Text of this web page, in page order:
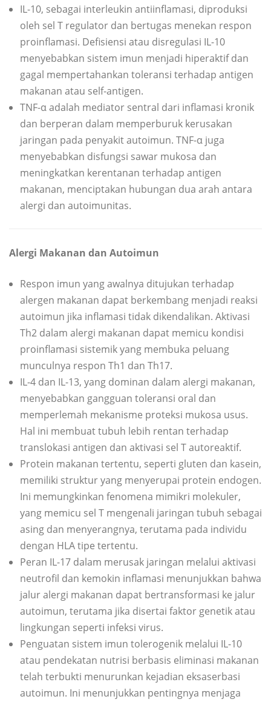
IL-10, sebagai interleukin antiinflamasi, diproduksi
oleh sel T regulator dan bertugas menekan respon
proinflamasi. Defisiensi atau disregulasi IL-10
menyebabkan sistem imun menjadi hiperaktif dan
gagal mempertahankan toleransi terhadap antigen
makanan atau self-antigen.
TNF-α adalah mediator sentral dari inflamasi kronik
dan berperan dalam memperburuk kerusakan
jaringan pada penyakit autoimun. TNF-α juga
menyebabkan disfungsi sawar mukosa dan
meningkatkan kerentanan terhadap antigen
makanan, menciptakan hubungan dua arah antara
alergi dan autoimunitas.
Alergi Makanan dan Autoimun
Respon imun yang awalnya ditujukan terhadap
alergen makanan dapat berkembang menjadi reaksi
autoimun jika inflamasi tidak dikendalikan. Aktivasi
Th2 dalam alergi makanan dapat memicu kondisi
proinflamasi sistemik yang membuka peluang
munculnya respon Th1 dan Th17.
IL-4 dan IL-13, yang dominan dalam alergi makanan,
menyebabkan gangguan toleransi oral dan
memperlemah mekanisme proteksi mukosa usus.
Hal ini membuat tubuh lebih rentan terhadap
translokasi antigen dan aktivasi sel T autoreaktif.
Protein makanan tertentu, seperti gluten dan kasein,
memiliki struktur yang menyerupai protein endogen.
Ini memungkinkan fenomena mimikri molekuler,
yang memicu sel T mengenali jaringan tubuh sebagai
asing dan menyerangnya, terutama pada individu
dengan HLA tipe tertentu.
Peran IL-17 dalam merusak jaringan melalui aktivasi
neutrofil dan kemokin inflamasi menunjukkan bahwa
jalur alergi makanan dapat bertransformasi ke jalur
autoimun, terutama jika disertai faktor genetik atau
lingkungan seperti infeksi virus.
Penguatan sistem imun tolerogenik melalui IL-10
atau pendekatan nutrisi berbasis eliminasi makanan
telah terbukti menurunkan kejadian eksaserbasi
autoimun. Ini menunjukkan pentingnya menjaga